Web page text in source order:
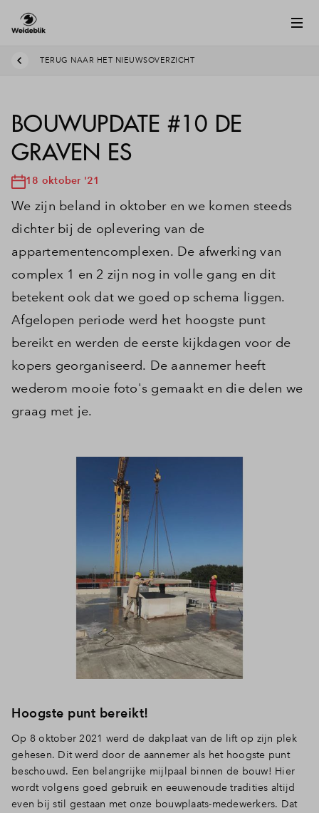
Inloggen
TERUG NAAR HET NIEUWSOVERZICHT
BOUWUPDATE #10 DE
GRAVEN ES
18 oktober '21
We zijn beland in oktober en we komen steeds
dichter bij de oplevering van de
appartementencomplexen. De afwerking van
complex 1 en 2 zijn nog in volle gang en dit
betekent ook dat we goed op schema liggen.
Afgelopen periode werd het hoogste punt
bereikt en werden de eerste kijkdagen voor de
kopers georganiseerd. De aannemer heeft
wederom mooie foto's gemaakt en die delen we
graag met je.
Hoogste punt bereikt!
Op 8 oktober 2021 werd de dakplaat van de lift op zijn plek
gehesen. Dit werd door de aannemer als het hoogste punt
beschouwd. Een belangrijke mijlpaal binnen de bouw! Hier
wordt volgens goed gebruik en eeuwenoude tradities altijd
even bij stil gestaan met onze bouwplaats-medewerkers. Dat